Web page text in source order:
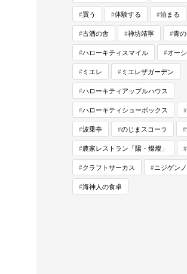
買う 体験する 泊まる
古酒の舎 禅坊靖寧 青
ハローキティスマイル オー
ミエレ ミエレザガーデン
ハローキティアップルハウス
ハローキティショーボックス
波乗亭 のじまスコーラ
農家レストラン「陽・燦燦」
クラフトサーカス ニジゲン
海神人の食卓